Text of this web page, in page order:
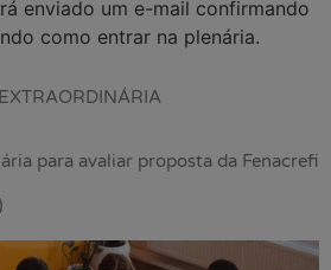
enviado um e-mail confirmando
como entrar na plenária.
para avaliar proposta da Fenacrefi